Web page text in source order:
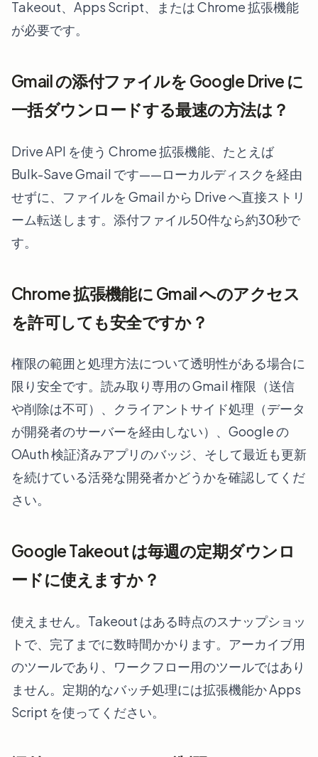
Takeout、Apps Script、または Chrome 拡張機能
が必要です。
Gmail の添付ファイルを Google Drive に
一括ダウンロードする最速の方法は？
Drive API を使う Chrome 拡張機能、たとえば
Bulk-Save Gmail です——ローカルディスクを経由
せずに、ファイルを Gmail から Drive へ直接ストリ
ーム転送します。添付ファイル50件なら約30秒で
す。
Chrome 拡張機能に Gmail へのアクセス
を許可しても安全ですか？
権限の範囲と処理方法について透明性がある場合に
限り安全です。読み取り専用の Gmail 権限（送信
や削除は不可）、クライアントサイド処理（データ
が開発者のサーバーを経由しない）、Google の
OAuth 検証済みアプリのバッジ、そして最近も更新
を続けている活発な開発者かどうかを確認してくだ
さい。
Google Takeout は毎週の定期ダウンロ
ードに使えますか？
使えません。Takeout はある時点のスナップショッ
トで、完了までに数時間かかります。アーカイブ用
のツールであり、ワークフロー用のツールではあり
ません。定期的なバッチ処理には拡張機能か Apps
Script を使ってください。